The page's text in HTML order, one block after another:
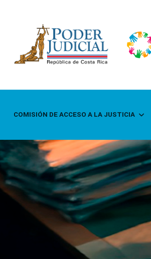
COMISIÓN DE ACCESO A LA JUSTICIA